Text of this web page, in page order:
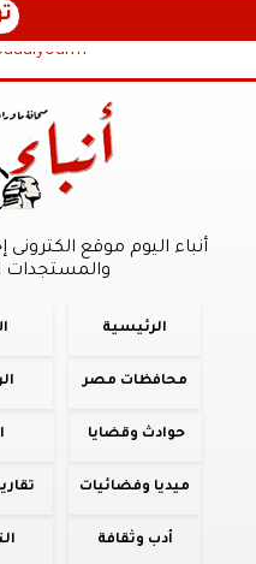
أنباء اليوم موقع الكترونى
والمستجدات
الرئيسية
محافظات مصر
حوادث وقضايا
ميديا وفضائيات
أدب وثقافة